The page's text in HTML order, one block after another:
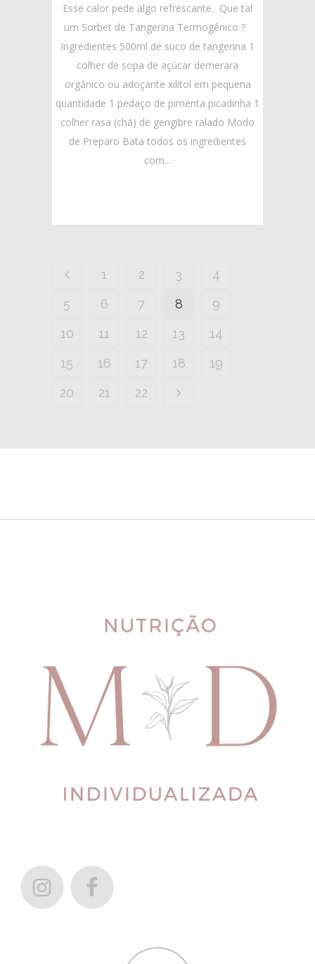
Esse calor pede algo refrescante. Que tal
um Sorbet de Tangerina Termogênico ?
Ingredientes 500ml de suco de tangerina 1
colher de sopa de açúcar demerara
orgânico ou adoçante xilitol em pequena
quantidade 1 pedaço de pimenta picadinha 1
colher rasa (chá) de gengibre ralado Modo
de Preparo Bata todos os ingredientes
com...
1 2 3
4
5
6 7 8
9
10
11 12 13
14
15
16 17 18
19
20
21 22